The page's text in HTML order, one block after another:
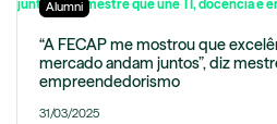
Alumni
“A FECAP me mostrou que
mercado andam juntos”, diz
empreendedorismo
31/03/2025